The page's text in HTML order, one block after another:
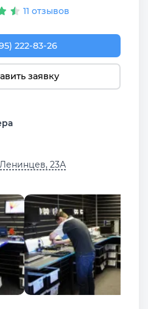
11 отзывов
222-83-26
заявку
23А